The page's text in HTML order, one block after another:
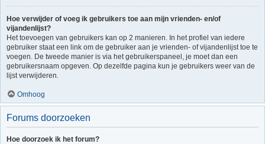
Hoe verwijder of voeg ik gebruikers toe aan mijn vrienden- en/of
vijandenlijst?
Het toevoegen van gebruikers kan op 2 manieren. In het profiel van iedere
gebruiker staat een link om de gebruiker aan je vrienden- of vijandenlijst toe te
voegen. De tweede manier is via het gebruikerspaneel, je moet dan een
gebruikersnaam opgeven. Op dezelfde pagina kun je gebruikers weer van de
lijst verwijderen.
Omhoog
Forums doorzoeken
Hoe doorzoek ik het forum?